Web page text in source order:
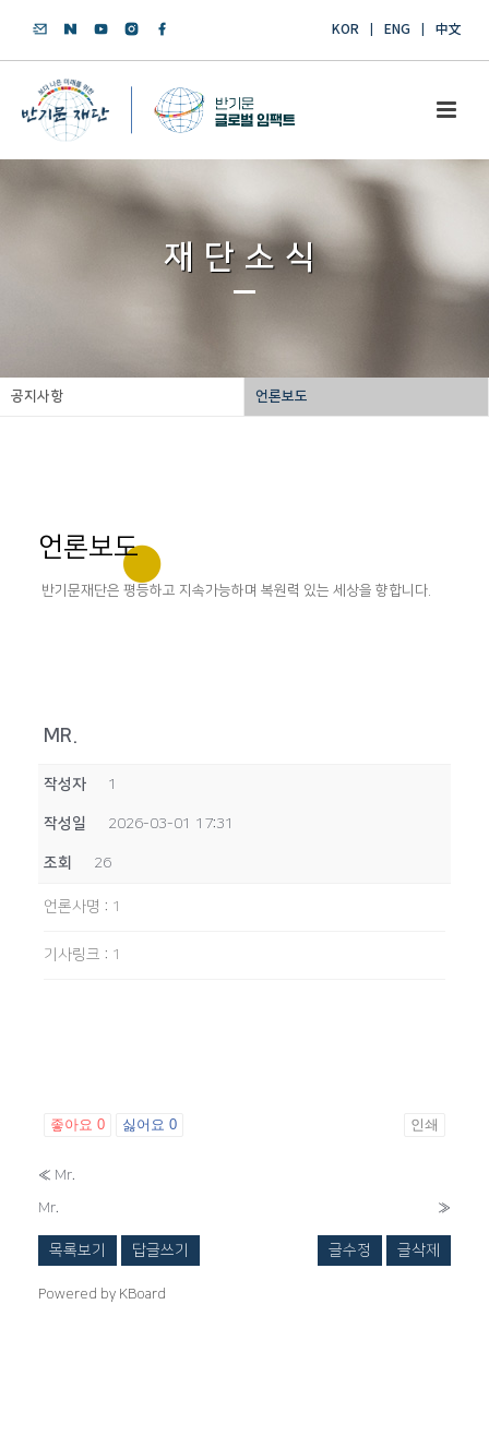
KOR ENG 中文
재단소식
공지사항 언론보도
언론보도
반기문재단은 평등하고 지속가능하며 복원력 있는 세상을 향합니다.
MR.
작성자 1
작성일 2026-03-01 17:31
조회 26
언론사명 : 1
기사링크 : 1
좋아요 0 싫어요 0 인쇄
« Mr.
Mr.
»
목록보기 답글쓰기 글수정 글삭제
Powered by KBoard